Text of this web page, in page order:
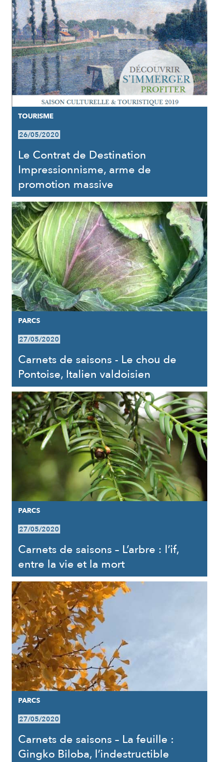
TOURISME
26/05/2020
Le Contrat de Destination
Impressionnisme, arme de
promotion massive
PARCS
27/05/2020
Carnets de saisons - Le chou de
Pontoise, Italien valdoisien
PARCS
27/05/2020
Carnets de saisons – L’arbre : l’if,
entre la vie et la mort
PARCS
27/05/2020
Carnets de saisons – La feuille :
Gingko Biloba, l’indestructible